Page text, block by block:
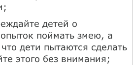
детей о
поймать змею, а
дети пытаются сделать
этого без внимания;